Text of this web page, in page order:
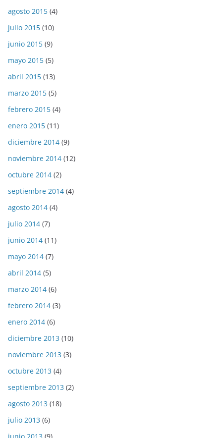
agosto 2015 (4)
julio 2015 (10)
junio 2015 (9)
mayo 2015 (5)
abril 2015 (13)
marzo 2015 (5)
febrero 2015 (4)
enero 2015 (11)
diciembre 2014 (9)
noviembre 2014 (12)
octubre 2014 (2)
septiembre 2014 (4)
agosto 2014 (4)
julio 2014 (7)
junio 2014 (11)
mayo 2014 (7)
abril 2014 (5)
marzo 2014 (6)
febrero 2014 (3)
enero 2014 (6)
diciembre 2013 (10)
noviembre 2013 (3)
octubre 2013 (4)
septiembre 2013 (2)
agosto 2013 (18)
julio 2013 (6)
junio 2013 (9)